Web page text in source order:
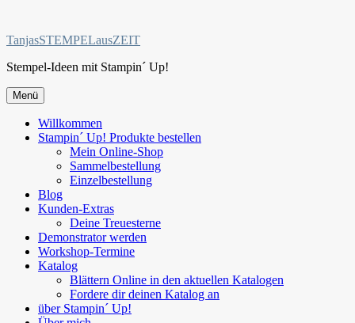
springen
TanjasSTEMPELausZEIT
Stempel-Ideen mit Stampin´ Up!
Menü
Willkommen
Stampin´ Up! Produkte bestellen
Mein Online-Shop
Sammelbestellung
Einzelbestellung
Blog
Kunden-Extras
Deine Treuesterne
Demonstrator werden
Workshop-Termine
Katalog
Blättern Online in den aktuellen Katalogen
Fordere dir deinen Katalog an
über Stampin´ Up!